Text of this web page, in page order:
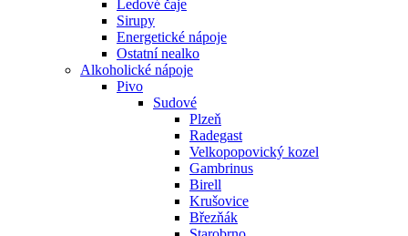
Ledové čaje
Sirupy
Energetické nápoje
Ostatní nealko
Alkoholické nápoje
Pivo
Sudové
Plzeň
Radegast
Velkopopovický kozel
Gambrinus
Birell
Krušovice
Březňák